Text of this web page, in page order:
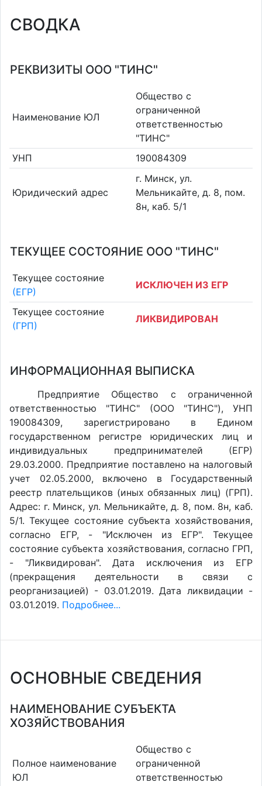
СВОДКА
РЕКВИЗИТЫ ООО "ТИНС"
Наименование ЮЛ
Общество с
ограниченной
ответственностью
"ТИНС"
УНП
190084309
Юридический адрес
г. Минск, ул.
Мельникайте, д. 8, пом.
8н, каб. 5/1
ТЕКУЩЕЕ СОСТОЯНИЕ ООО "ТИНС"
Текущее состояние
(ЕГР)
ИСКЛЮЧЕН ИЗ ЕГР
Текущее состояние
(ГРП)
ЛИКВИДИРОВАН
ИНФОРМАЦИОННАЯ ВЫПИСКА
Предприятие Общество с ограниченной
ответственностью "ТИНС" (ООО "ТИНС"), УНП
190084309, зарегистрировано в Едином
государственном регистре юридических лиц и
индивидуальных предпринимателей (ЕГР)
29.03.2000. Предприятие поставлено на налоговый
учет 02.05.2000, включено в Государственный
реестр плательщиков (иных обязанных лиц) (ГРП).
Адрес: г. Минск, ул. Мельникайте, д. 8, пом. 8н, каб.
5/1. Текущее состояние субъекта хозяйствования,
согласно ЕГР, - "Исключен из ЕГР". Текущее
состояние субъекта хозяйствования, согласно ГРП,
- "Ликвидирован". Дата исключения из ЕГР
(прекращения деятельности в связи с
реорганизацией) - 03.01.2019. Дата ликвидации -
03.01.2019. Подробнее...
ОСНОВНЫЕ СВЕДЕНИЯ
НАИМЕНОВАНИЕ СУБЪЕКТА
ХОЗЯЙСТВОВАНИЯ
Полное наименование
ЮЛ
Общество с
ограниченной
ответственностью